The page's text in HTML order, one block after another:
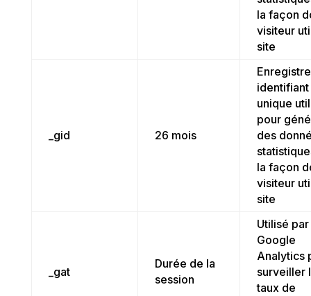
la façon
visiteur
site
_gid 26 mois
identifiant
unique
pour
des
la façon
visiteur
site
_gat
Durée de la
session
Utilisé par
Google
Analytics
surveiller
taux de